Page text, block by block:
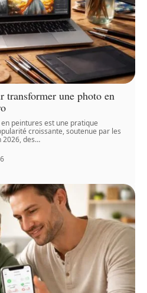
transformer une photo en
peintures est une pratique
croissante, soutenue par les
2026, des…